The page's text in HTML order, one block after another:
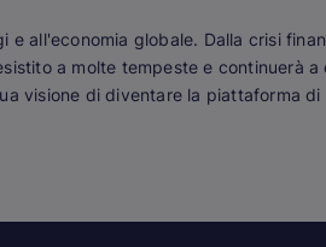
all'economia globale. Dalla crisi
a molte tempeste e continuerà
visione di diventare la piattaforma